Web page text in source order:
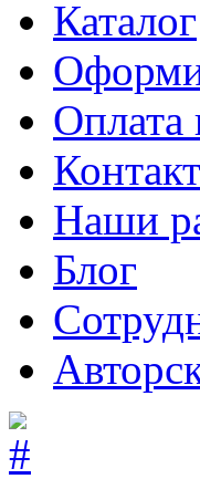
Каталог
Оплата
Наши
Блог